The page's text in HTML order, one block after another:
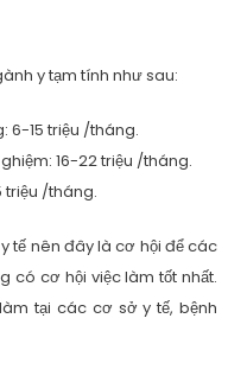
y tạm tính như sau:
6-15 triệu /tháng.
16-22 triệu /tháng.
/tháng.
tế nên đây là cơ hội để các
có cơ hội việc làm tốt nhất.
tại các cơ sở y tế, bệnh